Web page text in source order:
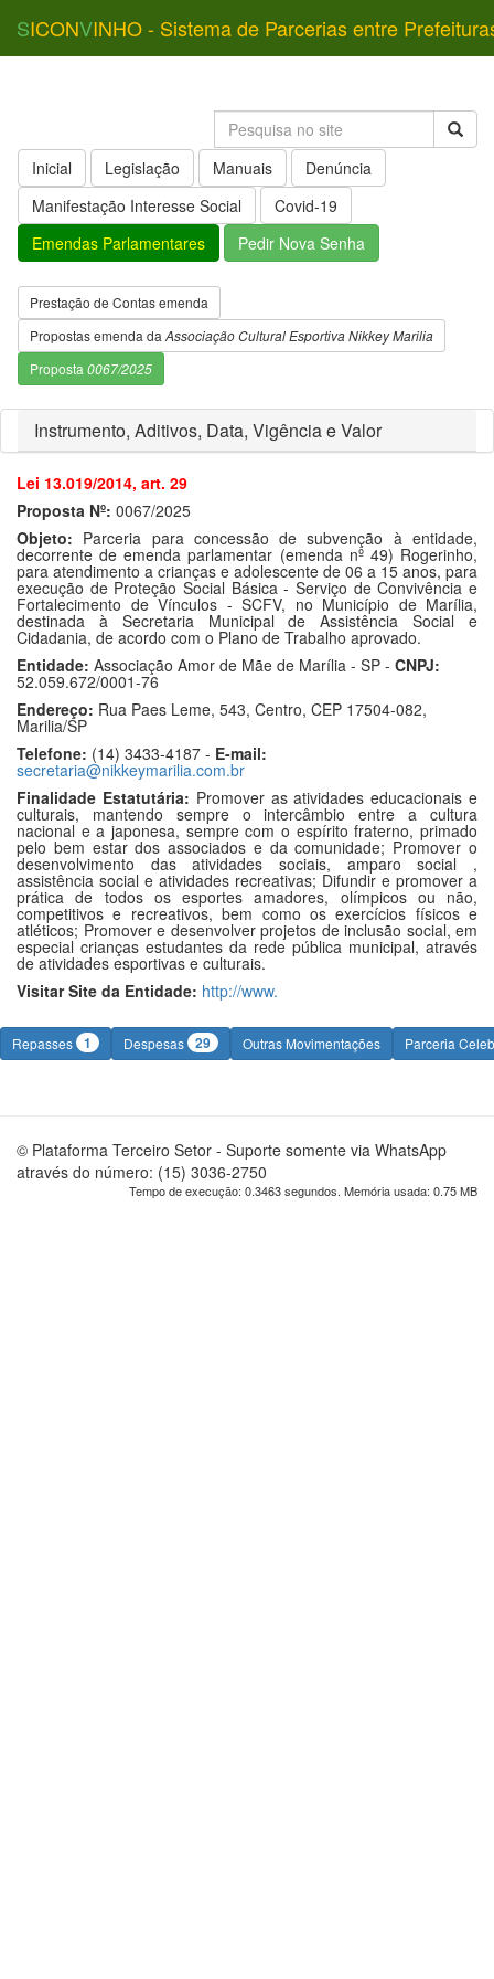
SICONVINHO - Sistema de Parcerias entre
Inicial Legislação Manuais
Denúncia
Manifestação Interesse Social
Covid-19
Emendas Parlamentares
Pedir Nova Senha
Prestação de Contas emenda
Propostas emenda da Associação Cultural Esportiva Nikkey Marilia
Proposta 0067/2025
Instrumento, Aditivos, Data, Vigência e Valor
Lei 13.019/2014, art. 29
Proposta Nº: 0067/2025
Objeto: Parceria para concessão de subvenção à entidade,
decorrente de emenda parlamentar (emenda nº 49) Rogerinho,
para atendimento a crianças e adolescente de 06 a 15 anos, para
execução de Proteção Social Básica - Serviço de Convivência e
Fortalecimento de Vínculos - SCFV, no Município de Marília,
destinada à Secretaria Municipal de Assistência Social e
Cidadania, de acordo com o Plano de Trabalho aprovado.
Entidade: Associação Amor de Mãe de Marília - SP - CNPJ:
52.059.672/0001-76
Endereço: Rua Paes Leme, 543, Centro, CEP 17504-082,
Marilia/SP
Telefone: (14) 3433-4187 - E-mail:
secretaria@nikkeymarilia.com.br
Finalidade Estatutária: Promover as atividades educacionais e
culturais, mantendo sempre o intercâmbio entre a cultura
nacional e a japonesa, sempre com o espírito fraterno, primado
pelo bem estar dos associados e da comunidade; Promover o
desenvolvimento das atividades sociais, amparo social ,
assistência social e atividades recreativas; Difundir e promover a
prática de todos os esportes amadores, olímpicos ou não,
competitivos e recreativos, bem como os exercícios físicos e
atléticos; Promover e desenvolver projetos de inclusão social, em
especial crianças estudantes da rede pública municipal, através
de atividades esportivas e culturais.
Visitar Site da Entidade: http://www.
Repasses 1 Despesas 29 Outras Movimentações Parceria
© Plataforma Terceiro Setor - Suporte somente via WhatsApp
através do número: (15) 3036-2750
Tempo de execução: 0.3463 segundos. Memória usada: 0.75 MB